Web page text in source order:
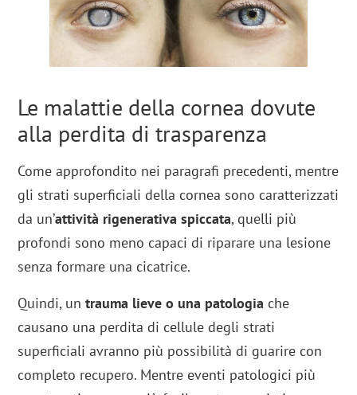
Le malattie della cornea dovute
alla perdita di trasparenza
Come approfondito nei paragrafi precedenti, mentre
gli strati superficiali della cornea sono caratterizzati
da un’attività rigenerativa spiccata, quelli più
profondi sono meno capaci di riparare una lesione
senza formare una cicatrice.
Quindi, untrauma lieve o una patologia che
causano una perdita di cellule degli strati
superficiali avranno più possibilità di guarire con
completo recupero. Mentre eventi patologici più